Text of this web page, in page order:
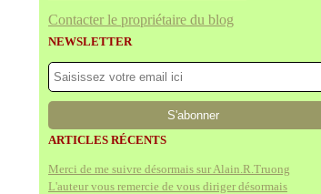
Contacter le propriétaire du blog
NEWSLETTER
ARTICLES RÉCENTS
Merci de me suivre désormais sur Alain.R.Truong
L'auteur vous remercie de vous diriger désormais